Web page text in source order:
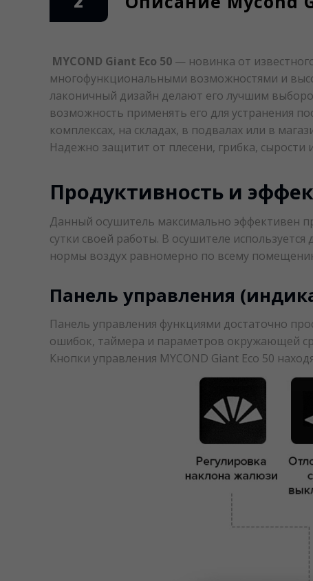
MYCOND Giant Eco 50 — новинка от
многофункциональными возможностями и
лаконичный дизайн делают его лучшим
возможность применять его для устранения
комплексах, на складах, в подвалах или в
Надежно защитит от плесени, грибка, сырости
Продуктивность и
Данный осушитель максимально эффективен
сутки своей работы. В осушителе
нормы воздух равномерно по всему
Панель управления
Панель управления функциями достаточно
ошибок, таймера и параметров окружающей
Кнопки управления MYCOND Giant Eco 50